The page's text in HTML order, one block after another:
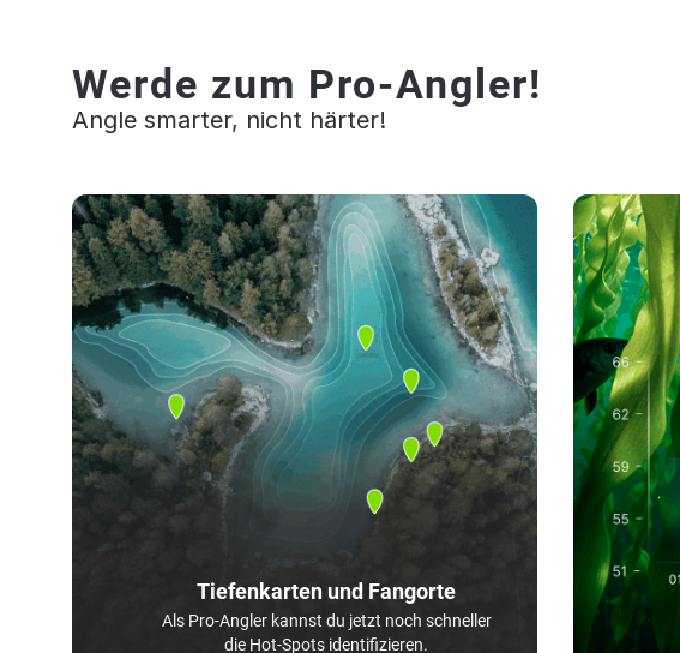
Werde zum Pro-Angler!
Angle smarter, nicht härter!
Tiefenkarten und Fangorte
Als Pro-Angler kannst du jetzt noch schneller
die Hot-Spots identifizieren.